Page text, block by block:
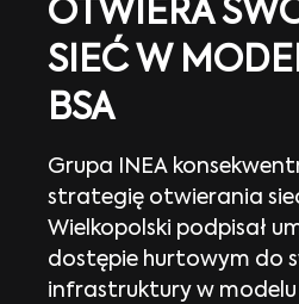
OTWIERA
SIEĆ W
BSA
Grupa INEA
strategię otwierania
Wielkopolski podpisał
dostępie hurtowym do
infrastruktury w modelu